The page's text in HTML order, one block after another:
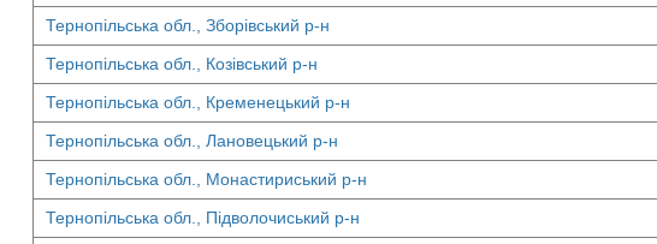
Тернопільська обл., Зборівський р-н
Тернопільська обл., Козівський р-н
Тернопільська обл., Кременецький р-н
Тернопільська обл., Лановецький р-н
Тернопільська обл., Монастириський р-н
Тернопільська обл., Підволочиський р-н